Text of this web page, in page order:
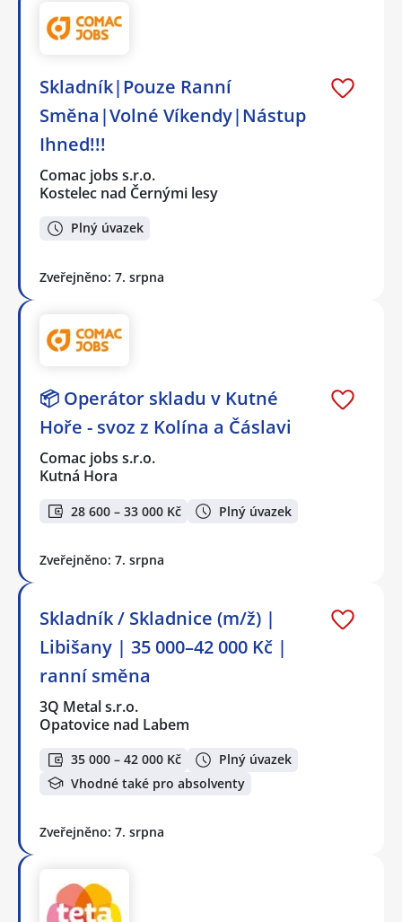
Skladník|Pouze Ranní
Směna|Volné Víkendy|Nástup
Ihned!!!
Comac jobs s.r.o.
Kostelec nad Černými lesy
Plný úvazek
Zveřejněno: 7. srpna
📦 Operátor skladu v Kutné
Hoře - svoz z Kolína a Čáslavi
Comac jobs s.r.o.
Kutná Hora
28 600 – 33 000 Kč Plný úvazek
Zveřejněno: 7. srpna
Skladník / Skladnice (m/ž) |
Libišany | 35 000–42 000 Kč |
ranní směna
3Q Metal s.r.o.
Opatovice nad Labem
35 000 – 42 000 Kč
Plný úvazek
Vhodné také pro absolventy
Zveřejněno: 7. srpna